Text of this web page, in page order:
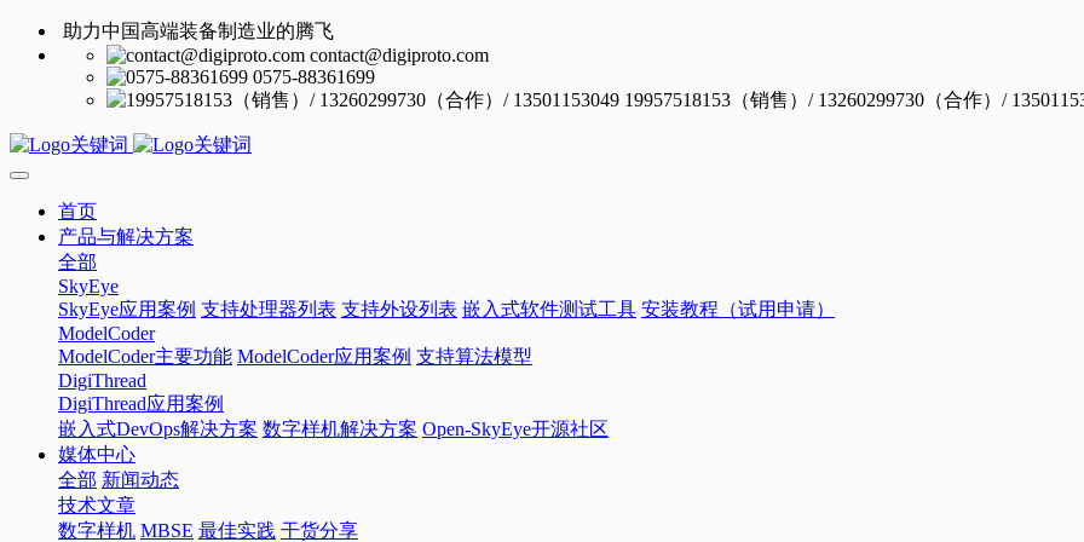
助力中国高端装备制造业的腾飞
contact@digiproto.com
0575-88361699
19957518153（销售）/ 13260299730（合作）/
首页
产品与解决方案
全部
SkyEye
SkyEye应用案例 支持处理器列表 支持外设列表 嵌入式软件测试工具 安装教程（试用申请）
ModelCoder
ModelCoder主要功能 ModelCoder应用案例 支持算法模型
DigiThread
DigiThread应用案例
嵌入式DevOps解决方案 数字样机解决方案 Open-SkyEye开源社区
媒体中心
全部 新闻动态
技术文章
数字样机 MBSE 最佳实践 干货分享